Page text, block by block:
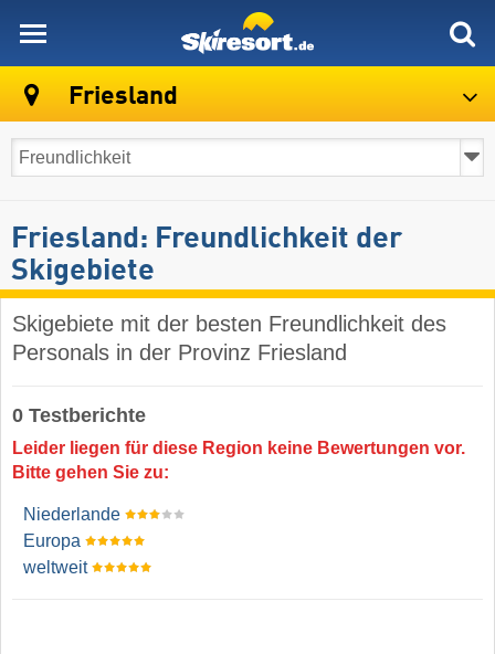
Friesland
Friesland: Freundlichkeit der
Skigebiete
Skigebiete mit der besten Freundlichkeit des
Personals in der Provinz Friesland
0 Testberichte
Leider liegen für diese Region keine Bewertungen vor.
Bitte gehen Sie zu:
Niederlande
Europa
weltweit